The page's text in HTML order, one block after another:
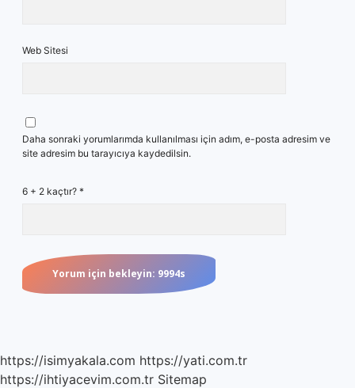
Web Sitesi
Daha sonraki yorumlarımda kullanılması için adım, e-posta adresim ve
site adresim bu tarayıcıya kaydedilsin.
6 + 2 kaçtır? *
https://isimyakala.com https://yati.com.tr
https://ihtiyacevim.com.tr Sitemap